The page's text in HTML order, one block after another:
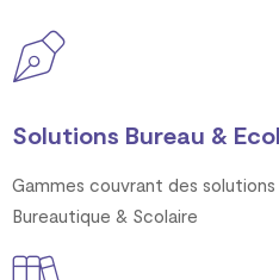
Solutions Bureau &
Gammes couvrant des
Bureautique & Scolaire